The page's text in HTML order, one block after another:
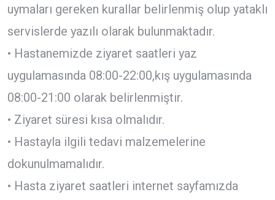
uymaları gereken kurallar belirlenmiş olup yataklı
servislerde yazılı olarak bulunmaktadır.
• Hastanemizde ziyaret saatleri yaz
uygulamasında 08:00-22:00,kış uygulamasında
08:00-21:00 olarak belirlenmiştir.
• Ziyaret süresi kısa olmalıdır.
• Hastayla ilgili tedavi malzemelerine
dokunulmamalıdır.
• Hasta ziyaret saatleri internet sayfamızda